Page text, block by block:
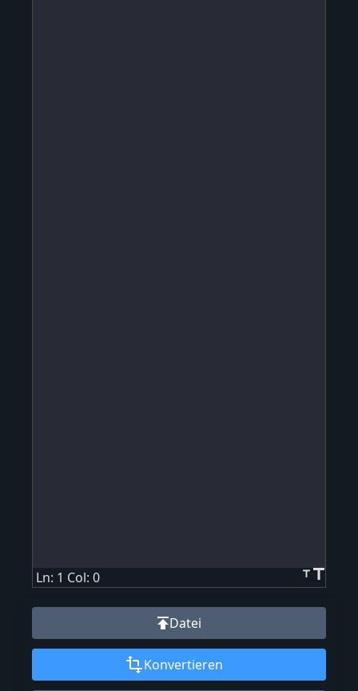
Ln: 1 Col: 0 title
title
publishDatei
transformKonvertieren